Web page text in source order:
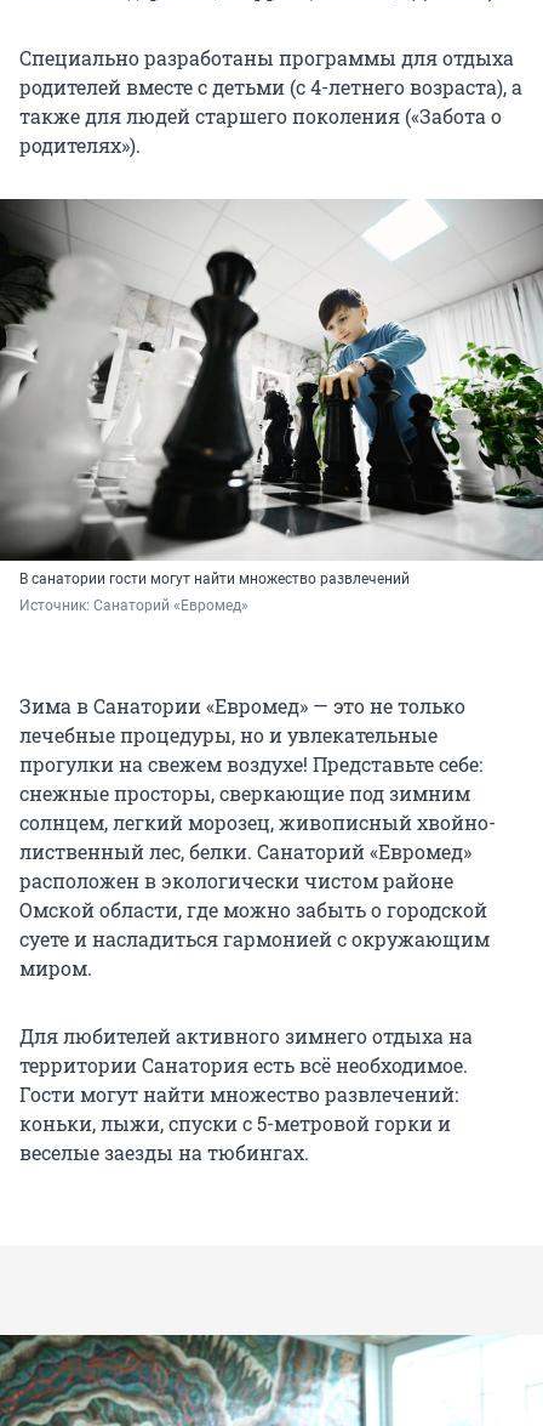
Специально разработаны программы для отдыха
родителей вместе с детьми (с 4-летнего возраста), а
также для людей старшего поколения («Забота о
родителях»).
В санатории гости могут найти множество развлечений
Источник: Санаторий «Евромед»
Зима в Санатории «Евромед» — это не только
лечебные процедуры, но и увлекательные
прогулки на свежем воздухе! Представьте себе:
снежные просторы, сверкающие под зимним
солнцем, легкий морозец, живописный хвойно-
лиственный лес, белки. Санаторий «Евромед»
расположен в экологически чистом районе
Омской области, где можно забыть о городской
суете и насладиться гармонией с окружающим
миром.
Для любителей активного зимнего отдыха на
территории Санатория есть всё необходимое.
Гости могут найти множество развлечений:
коньки, лыжи, спуски с 5-метровой горки и
веселые заезды на тюбингах.